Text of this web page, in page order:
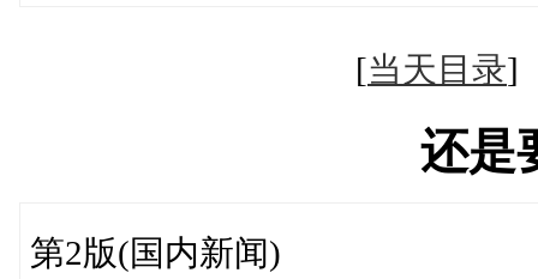
[当天目录
还是
第2版(国内新闻)